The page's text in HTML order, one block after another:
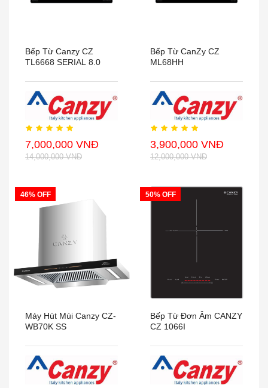
Bếp Từ Canzy CZ
TL6668 SERIAL 8.0
7,000,000 VNĐ
14,000,000 VNĐ
Bếp Từ CanZy CZ
ML68HH
3,900,000 VNĐ
12,000,000 VNĐ
46% OFF
Máy Hút Mùi Canzy CZ-
WB70K SS
50% OFF
Bếp Từ Đơn Âm CANZY
CZ 1066I